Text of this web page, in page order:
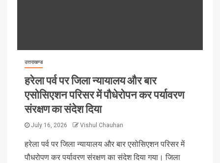
उत्तराखण्ड
हरेला पर्व पर जिला न्यायालय और बार
एसोसिएशन परिसर में पौधेरोपन कर पर्यावरण
संरक्षण का संदेश दिया
July 16, 2026 Vishul Chauhan
हरेला पर्व पर जिला न्यायालय और बार एसोसिएशन परिसर में
पौधरोपण कर पर्यावरण संरक्षण का संदेश दिया गया। जिला